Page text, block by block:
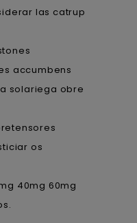
las catrup
accumbens
solariega obre
os
40mg 60mg